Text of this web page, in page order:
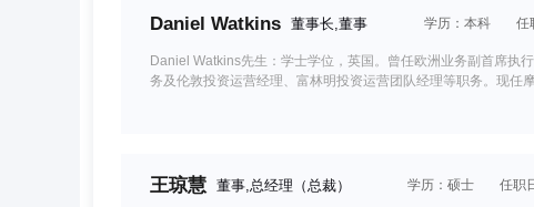
Daniel Watkins 董事长,董事 学历：本科 任
Daniel Watkins先生：学士学位，英国。曾任欧洲业务副首席执
务及伦敦投资运营经理、富林明投资运营团队经理等职务。现任
王琼慧 董事,总经理（总裁） 学历：硕士 任职